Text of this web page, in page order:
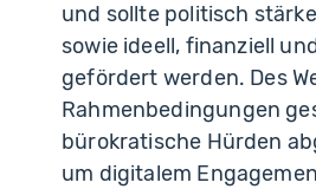
und sollte politisch
sowie ideell, finanziell
gefördert werden. Des
Rahmenbedingungen
bürokratische Hürden
um digitalem